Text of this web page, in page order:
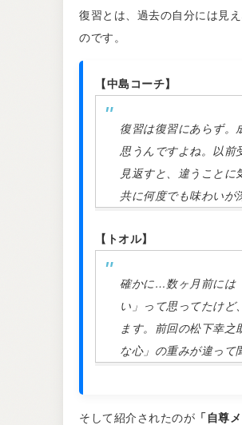
復習とは、過去の自分には見
のです。
【中島コーチ】
復習は復習にあらず。
思うんですよね。以前
見返すと、違うこと
共に何度でも味わいが
【トオル】
確かに…数ヶ月前には
い」って思ってたけど
ます。前回の松下幸
な心」の重みが違って
そして紹介されたのが 「自尊